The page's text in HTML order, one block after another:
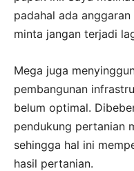
padahal ada
minta jangan terjadi
Mega juga
pembangunan
belum optimal.
pendukung pertanian
sehingga hal ini
hasil pertanian.